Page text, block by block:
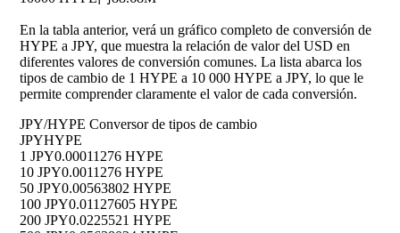
En la tabla anterior, verá un gráfico completo de conversión de
HYPE a JPY, que muestra la relación de valor del USD en
diferentes valores de conversión comunes. La lista abarca los
tipos de cambio de 1 HYPE a 10 000 HYPE a JPY, lo que le
permite comprender claramente el valor de cada conversión.
JPY/HYPE Conversor de tipos de cambio
JPYHYPE
1 JPY0.00011276 HYPE
10 JPY0.0011276 HYPE
50 JPY0.00563802 HYPE
100 JPY0.01127605 HYPE
200 JPY0.0225521 HYPE